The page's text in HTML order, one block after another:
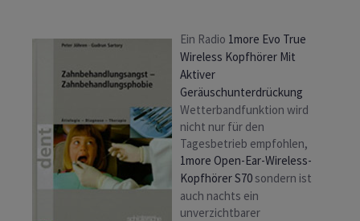
Ein Radio 1more Evo True
Wireless Kopfhörer Mit
Aktiver
Geräuschunterdrückung
Wetterbandfunktion wird
nicht nur für den
Tagesbetrieb empfohlen,
1more Open-Ear-Wireless-
Kopfhörer S70sondern ist
auch nachts ein
unverzichtbarer